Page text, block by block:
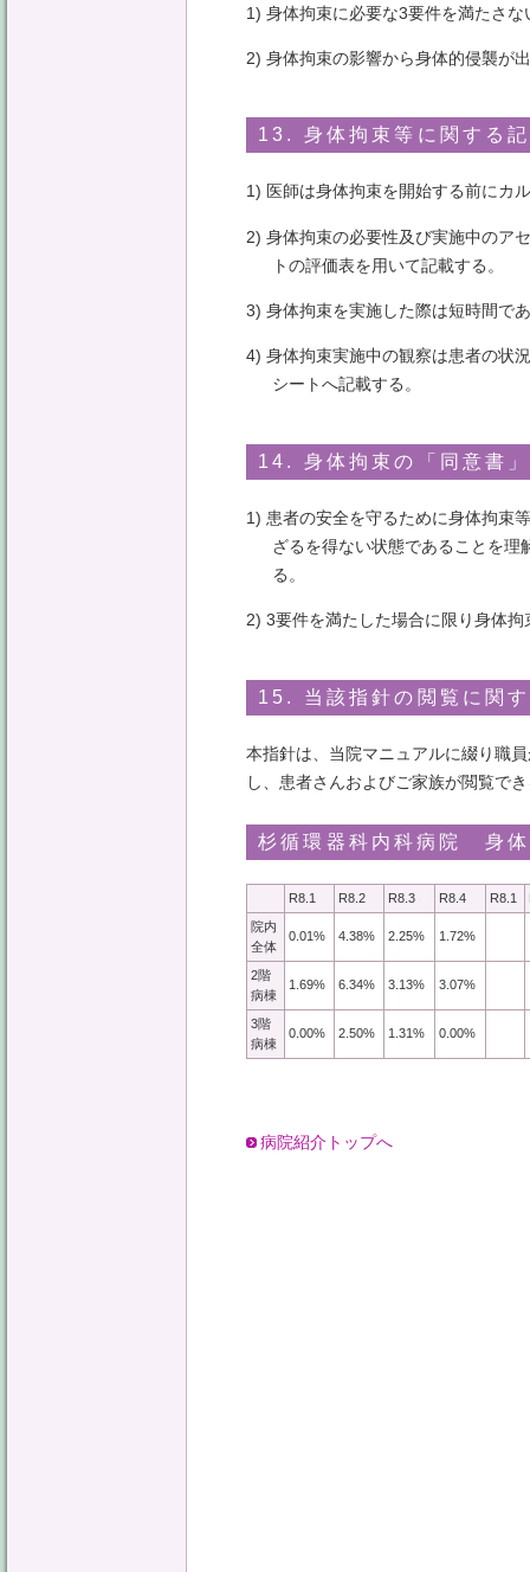
1) 身体拘束に必要な3要件を満たさな
2) 身体拘束の影響から身体的侵襲が
13. 身体拘束等に関する
1) 医師は身体拘束を開始する前にカ
2) 身体拘束の必要性及び実施中のア
トの評価表を用いて記載する。
3) 身体拘束を実施した際は短時間で
4) 身体拘束実施中の観察は患者の状
シートへ記載する。
14. 身体拘束の「同意書
1) 患者の安全を守るために身体拘束
ざるを得ない状態であることを理
る。
2) 3要件を満たした場合に限り身体
15. 当該指針の閲覧に関
本指針は、当院マニュアルに綴り職
し、患者さんおよびご家族が閲覧で
杉循環器科内科病院 身
R8.1 R8.2 R8.3 R8.4 R8.1
院内
全体
0.01% 4.38% 2.25% 1.72%
2階
病棟
1.69% 6.34% 3.13% 3.07%
3階
病棟
0.00% 2.50% 1.31% 0.00%
病院紹介トップへ